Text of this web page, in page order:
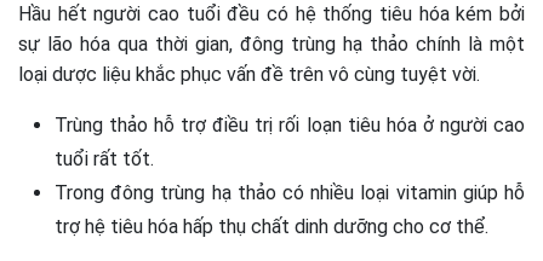
Hầu hết người cao tuổi đều có hệ thống tiêu hóa kém bởi
sự lão hóa qua thời gian, đông trùng hạ thảo chính là một
loại dược liệu khắc phục vấn đề trên vô cùng tuyệt vời.
Trùng thảo hỗ trợ điều trị rối loạn tiêu hóa ở người cao
tuổi rất tốt.
Trong đông trùng hạ thảo có nhiều loại vitamin giúp hỗ
trợ hệ tiêu hóa hấp thụ chất dinh dưỡng cho cơ thể.